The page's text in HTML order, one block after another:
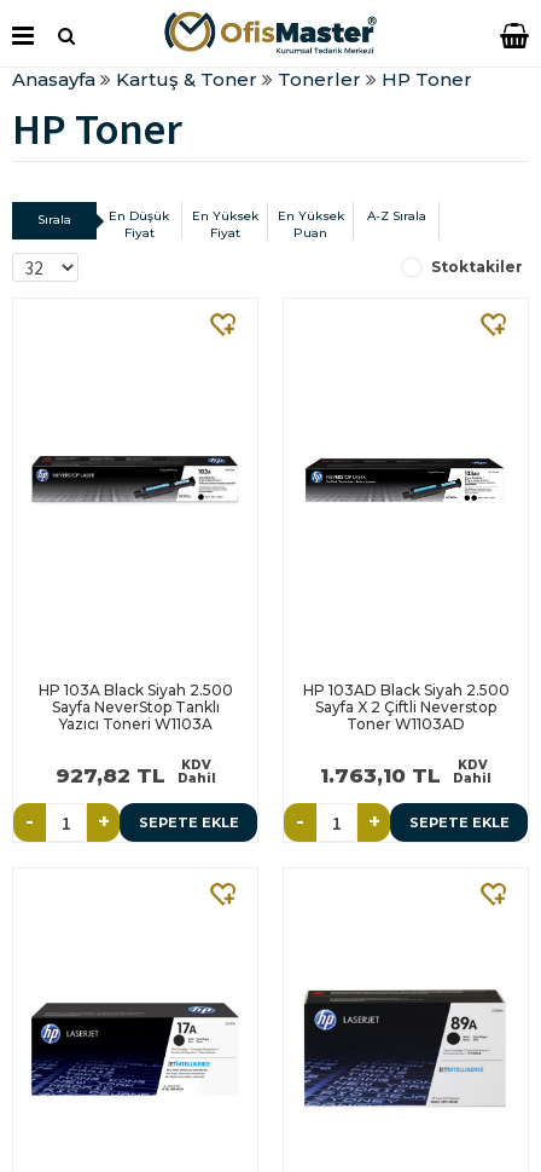
Anasayfa Kartuş & Toner Tonerler HP Toner
HP Toner
Sırala
En Düşük
Fiyat
En Yüksek
Fiyat
En Yüksek
Puan
A-Z Sırala
Stoktakiler
HP 103A Black Siyah 2.500
Sayfa NeverStop Tanklı
Yazıcı Toneri W1103A
927,82 TL
KDV
Dahil
- + SEPETE EKLE
HP 103AD Black Siyah 2.500
Sayfa X 2 Çiftli Neverstop
Toner W1103AD
1.763,10 TL
KDV
Dahil
- + SEPETE EKLE